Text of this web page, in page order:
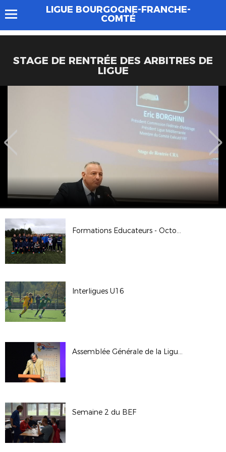
LIGUE BOURGOGNE-FRANCHE-
COMTÉ
STAGE DE RENTRÉE DES ARBITRES DE
LIGUE
Formations Educateurs - Octobre 2017
Interligues U16
Assemblée Générale de la Ligue - Octobre 2017
Semaine 2 du BEF